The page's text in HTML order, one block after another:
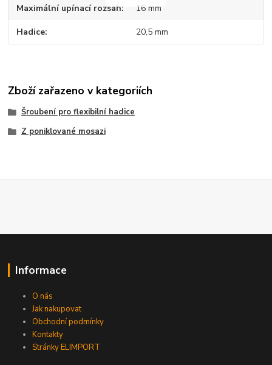
Maximální upínací rozsah 16 mm
Hadice 20,5 mm
Zboží zařazeno v kategoriích
Šroubení pro flexibilní hadice
Z poniklované mosazi
Informace
O nás
Jak nakupovat
Obchodní podmínky
Kontakty
Stránky ELIMPORT